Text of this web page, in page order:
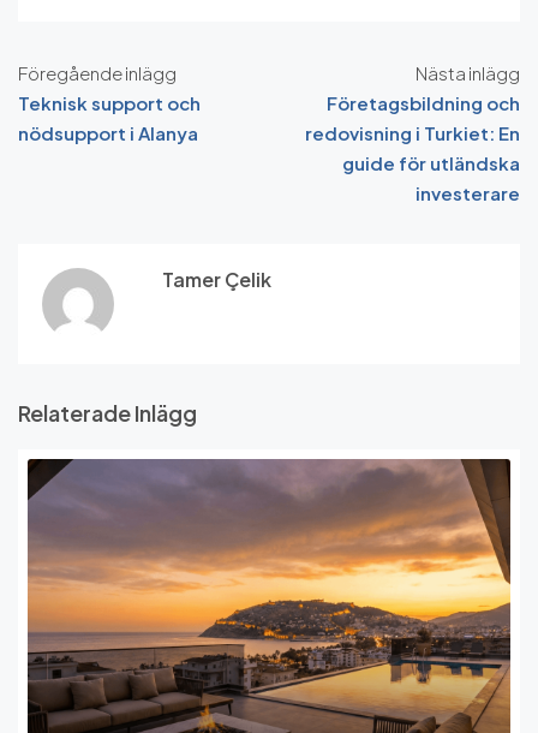
Föregående inlägg
Teknisk support och
nödsupport i Alanya
Nästa inlägg
Företagsbildning och
redovisning i Turkiet: En
guide för utländska
investerare
Tamer Çelik
Relaterade Inlägg